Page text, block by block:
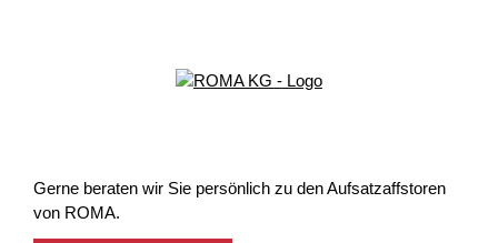
Gerne beraten wir Sie persönlich zu den Aufsatzaffstoren
von ROMA.